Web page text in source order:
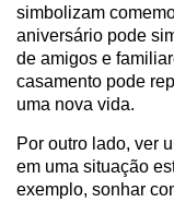
simbolizam
aniversário pode
de amigos e
casamento pode
uma nova vida.
Por outro lado, ver
em uma situação
exemplo, sonhar